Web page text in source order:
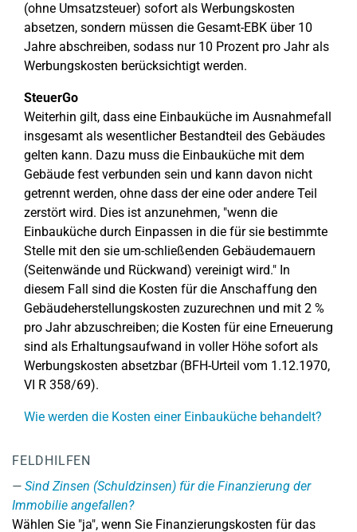
(ohne Umsatzsteuer) sofort als Werbungskosten
absetzen, sondern müssen die Gesamt-EBK über 10
Jahre abschreiben, sodass nur 10 Prozent pro Jahr als
Werbungskosten berücksichtigt werden.
SteuerGo
Weiterhin gilt, dass eine Einbauküche im Ausnahmefall
insgesamt als wesentlicher Bestandteil des Gebäudes
gelten kann. Dazu muss die Einbauküche mit dem
Gebäude fest verbunden sein und kann davon nicht
getrennt werden, ohne dass der eine oder andere Teil
zerstört wird. Dies ist anzunehmen, "wenn die
Einbauküche durch Einpassen in die für sie bestimmte
Stelle mit den sie um-schließenden Gebäudemauern
(Seitenwände und Rückwand) vereinigt wird." In
diesem Fall sind die Kosten für die Anschaffung den
Gebäudeherstellungskosten zuzurechnen und mit 2 %
pro Jahr abzuschreiben; die Kosten für eine Erneuerung
sind als Erhaltungsaufwand in voller Höhe sofort als
Werbungskosten absetzbar (BFH-Urteil vom 1.12.1970,
VI R 358/69).
Wie werden die Kosten einer Einbauküche behandelt?
FELDHILFEN
Sind Zinsen (Schuldzinsen) für die Finanzierung der
Immobilie angefallen?
Wählen Sie "ja", wenn Sie Finanzierungskosten für das